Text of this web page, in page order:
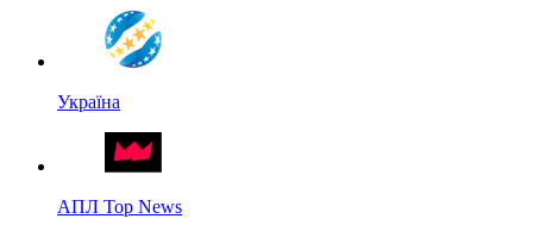
Україна
АПЛ Top News